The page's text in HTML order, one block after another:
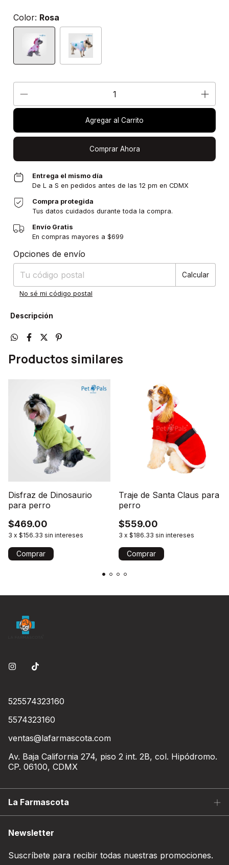
Color: Rosa
Agregar al Carrito
Comprar Ahora
Entrega el mismo día
De L a S en pedidos antes de las 12 pm en CDMX
Compra protegida
Tus datos cuidados durante toda la compra.
Envío Gratis
En compras mayores a $699
Entregas para el CP:
Opciones de envío
Calcular
No sé mi código postal
Descripción
Productos similares
Disfraz de Dinosaurio
para perro
$469.00
3 x $156.33 sin intereses
Comprar
Traje de Santa Claus para
perro
$559.00
3 x $186.33 sin intereses
Comprar
525574323160
5574323160
ventas@lafarmascota.com
Av. Baja California 274, piso 2 int. 2B, col. Hipódromo.
CP. 06100, CDMX
La Farmascota
Newsletter
Suscríbete para recibir todas nuestras promociones.